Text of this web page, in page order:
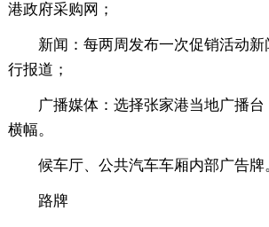
港政府采购网；
新闻：每两周发布一次促销活动
行报道；
广播媒体：选择张家港当地广播
横幅。
候车厅、公共汽车车厢内部广告牌
路牌